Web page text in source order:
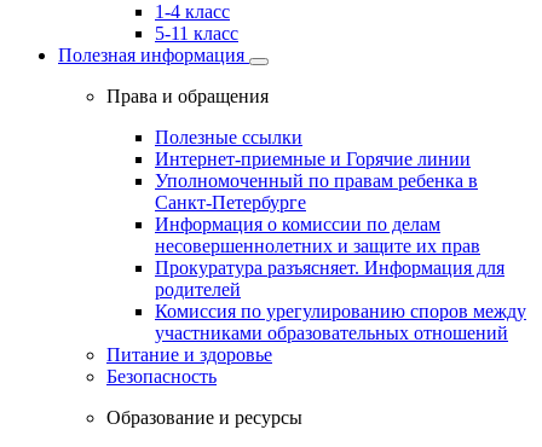
1-4 класс
5-11 класс
Полезная информация
Права и обращения
Полезные ссылки
Интернет-приемные и Горячие линии
Уполномоченный по правам ребенка в
Санкт-Петербурге
Информация о комиссии по делам
несовершеннолетних и защите их прав
Прокуратура разъясняет. Информация для
родителей
Комиссия по урегулированию споров между
участниками образовательных отношений
Питание и здоровье
Безопасность
Образование и ресурсы